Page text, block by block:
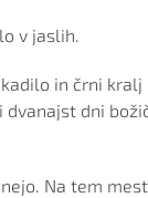
v jaslih.
in črni kralj
dni
Na tem